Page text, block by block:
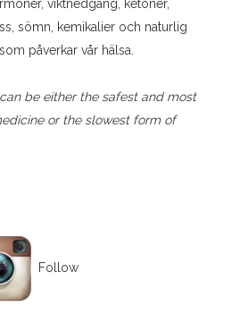
viktnedgång, ketoner,
sömn, kemikalier och naturlig
påverkar vår hälsa.
be either the safest and most
or the slowest form of
Follow